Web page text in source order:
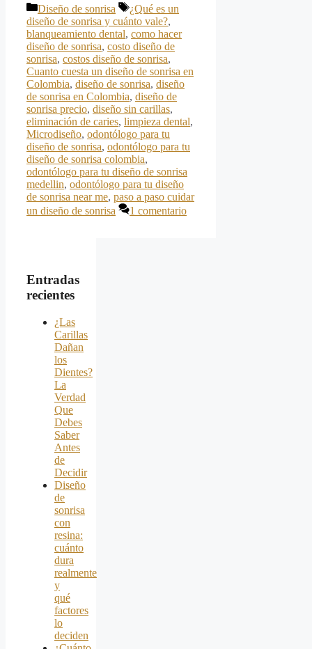
Categorías
Diseño de sonrisa Etiquetas
¿Qué es un
diseño de sonrisa y cuánto vale?,
blanqueamiento dental, como hacer
diseño de sonrisa, costo diseño de
sonrisa, costos diseño de sonrisa,
Cuanto cuesta un diseño de sonrisa en
Colombia, diseño de sonrisa, diseño
de sonrisa en Colombia, diseño de
sonrisa precio, diseño sin carillas,
eliminación de caries, limpieza dental,
Microdiseño, odontólogo para tu
diseño de sonrisa, odontólogo para tu
diseño de sonrisa colombia,
odontólogo para tu diseño de sonrisa
medellin, odontólogo para tu diseño
de sonrisa near me, paso a paso cuidar
un diseño de sonrisa
1 comentario
Entradas
recientes
¿Las
Carillas
Dañan
los
Dientes?
La
Verdad
Que
Debes
Saber
Antes
de
Decidir
Diseño
de
sonrisa
con
resina:
cuánto
dura
realmente
y
qué
factores
lo
deciden